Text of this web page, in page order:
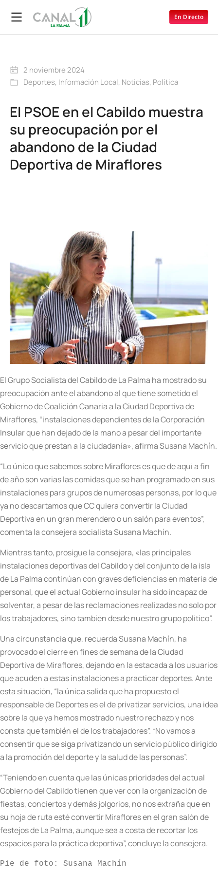
En Directo
2 noviembre 2024
Deportes, Información Local, Noticias, Política
El PSOE en el Cabildo muestra
su preocupación por el
abandono de la Ciudad
Deportiva de Miraflores
El Grupo Socialista del Cabildo de La Palma ha mostrado su
preocupación ante el abandono al que tiene sometido el
Gobierno de Coalición Canaria a la Ciudad Deportiva de
Miraflores, “instalaciones dependientes de la Corporación
Insular que han dejado de la mano a pesar del importante
servicio que prestan a la ciudadanía», afirma Susana Machín.
“Lo único que sabemos sobre Miraflores es que de aquí a fin
de año son varias las comidas que se han programado en sus
instalaciones para grupos de numerosas personas, por lo que
ya no descartamos que CC quiera convertir la Ciudad
Deportiva en un gran merendero o un salón para eventos”,
comenta la consejera socialista Susana Machín.
Mientras tanto, prosigue la consejera, «las principales
instalaciones deportivas del Cabildo y del conjunto de la isla
de La Palma continúan con graves deficiencias en materia de
personal, que el actual Gobierno insular ha sido incapaz de
solventar, a pesar de las reclamaciones realizadas no solo por
los trabajadores, sino también desde nuestro grupo político”.
Una circunstancia que, recuerda Susana Machín, ha
provocado el cierre en fines de semana de la Ciudad
Deportiva de Miraflores, dejando en la estacada a los usuarios
que acuden a estas instalaciones a practicar deportes. Ante
esta situación, “la única salida que ha propuesto el
responsable de Deportes es el de privatizar servicios, una idea
sobre la que ya hemos mostrado nuestro rechazo y nos
consta que también el de los trabajadores”. “No vamos a
consentir que se siga privatizando un servicio público dirigido
a la promoción del deporte y la salud de las personas”.
“Teniendo en cuenta que las únicas prioridades del actual
Gobierno del Cabildo tienen que ver con la organización de
fiestas, conciertos y demás jolgorios, no nos extraña que en
su hoja de ruta esté convertir Miraflores en el gran salón de
festejos de La Palma, aunque sea a costa de recortar los
espacios para la práctica deportiva”, concluye la consejera.
Pie de foto: Susana Machín